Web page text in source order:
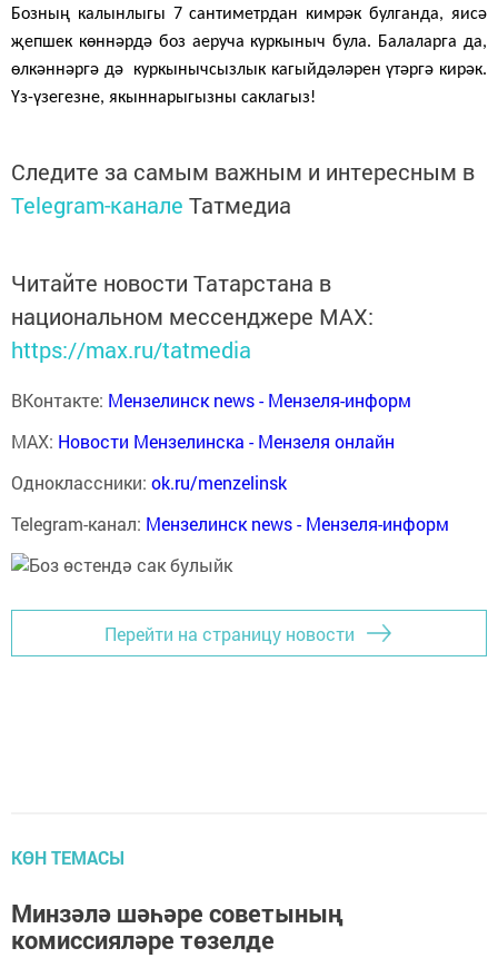
Бозның калынлыгы 7 сантиметрдан кимрәк булганда, яисә
җепшек көннәрдә боз аеруча куркыныч була. Балаларга да,
өлкәннәргә дә куркынычсызлык кагыйдәләрен үтәргә кирәк.
Үз-үзегезне, якыннарыгызны саклагыз!
Следите за самым важным и интересным в
Telegram-канале Татмедиа
Читайте новости Татарстана в
национальном мессенджере MАХ:
https://max.ru/tatmedia
ВКонтакте: Мензелинск news - Мензеля-информ
MAX: Новости Мензелинска - Мензеля онлайн
Одноклассники: ok.ru/menzelinsk
Telegram-канал: Мензелинск news - Мензеля-информ
Перейти на страницу новости
КӨН ТЕМАСЫ
Минзәлә шәһәре советының
комиссияләре төзелде